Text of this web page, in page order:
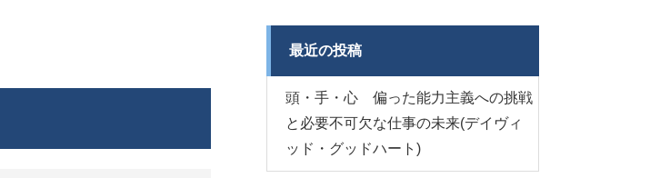
最近の投稿
頭・手・心 偏った能力主義への挑戦
と必要不可欠な仕事の未来(デイヴィ
ッド・グッドハート)